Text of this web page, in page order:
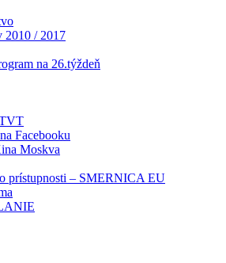
2010 / 2017
na 26.týždeň
Facebooku
Moskva
prístupnosti – SMERNICA EU